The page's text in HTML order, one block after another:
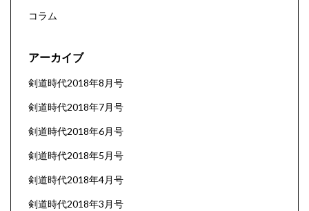
コラム
アーカイブ
剣道時代2018年8月号
剣道時代2018年7月号
剣道時代2018年6月号
剣道時代2018年5月号
剣道時代2018年4月号
剣道時代2018年3月号